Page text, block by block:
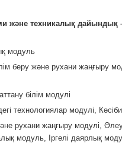
және техникалық дайындық
модуль
беру және рухани жаңғыру
білім модулі
технологиялар модулі,
рухани жаңғыру модулі,
модуль, Іргелі даярлық